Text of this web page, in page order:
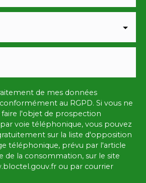
de mes données
au RGPD. Si vous ne
faire l'objet de prospection
voie téléphonique, vous pouvez
sur la liste d'opposition
téléphonique, prévu par l'article
de la consommation, sur le site
ou par courrier